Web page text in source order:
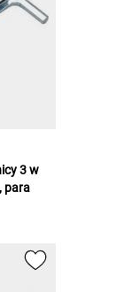
3 w
para